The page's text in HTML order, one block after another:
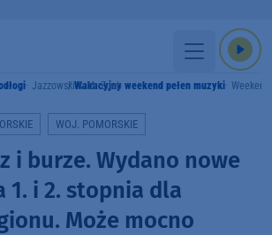
Jazzowski & Mr Zoob
Wakacyjny weekend pełen muzyki
WOJ. POMORSKIE
i burze. Wydano nowe
1. i 2. stopnia dla
Może mocno